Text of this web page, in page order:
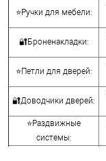
⭐Ручки для мебели:
🔐Броненакладки:
⭐Петли для дверей:
🔐Доводчики дверей:
⭐Раздвижные
системы: